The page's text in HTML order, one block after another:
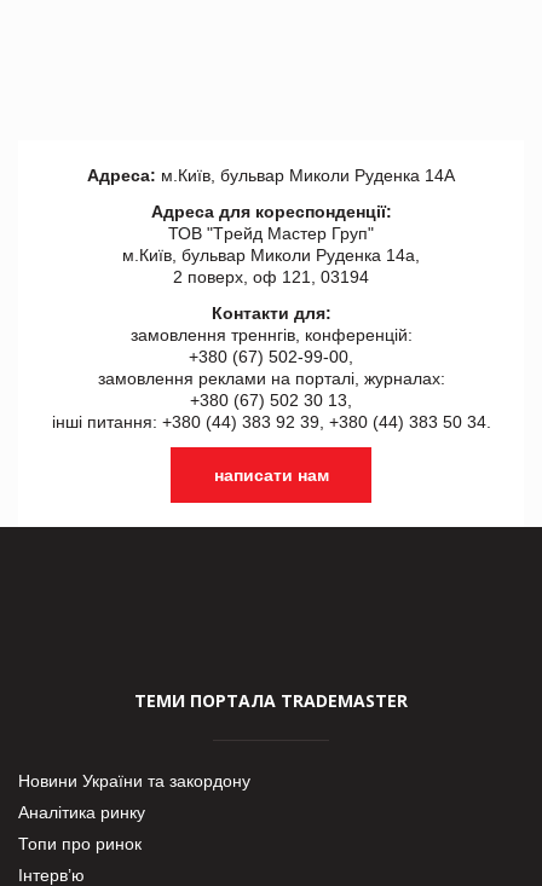
Адреса: м.Київ, бульвар Миколи Руденка 14А
Адреса для кореспонденції:
ТОВ "Tрейд Мастер Груп"
м.Київ, бульвар Миколи Руденка 14а,
2 поверх, оф 121, 03194
Контакти для:
замовлення треннгів, конференцій:
+380 (67) 502-99-00,
замовлення реклами на порталі, журналах:
+380 (67) 502 30 13,
інші питання: +380 (44) 383 92 39, +380 (44) 383 50 34.
написати нам
ТЕМИ ПОРТАЛА TRADEMASTER
Новини України та закордону
Аналітика ринку
Топи про ринок
Інтерв’ю